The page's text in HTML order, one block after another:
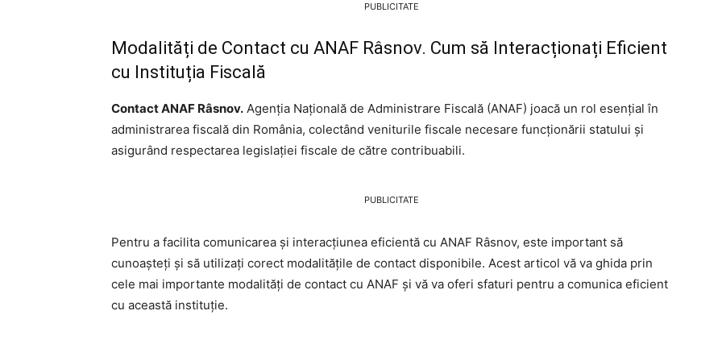
PUBLICITATE
Modalități de Contact cu ANAF Râsnov. Cum să Interacționați Eficient
cu Instituția Fiscală
Contact ANAF Râsnov. Agenția Națională de Administrare Fiscală (ANAF) joacă un rol esențial în
administrarea fiscală din România, colectând veniturile fiscale necesare funcționării statului și
asigurând respectarea legislației fiscale de către contribuabili.
PUBLICITATE
Pentru a facilita comunicarea și interacțiunea eficientă cu ANAF Râsnov, este important să
cunoașteți și să utilizați corect modalitățile de contact disponibile. Acest articol vă va ghida prin
cele mai importante modalități de contact cu ANAF și vă va oferi sfaturi pentru a comunica eficient
cu această instituție.